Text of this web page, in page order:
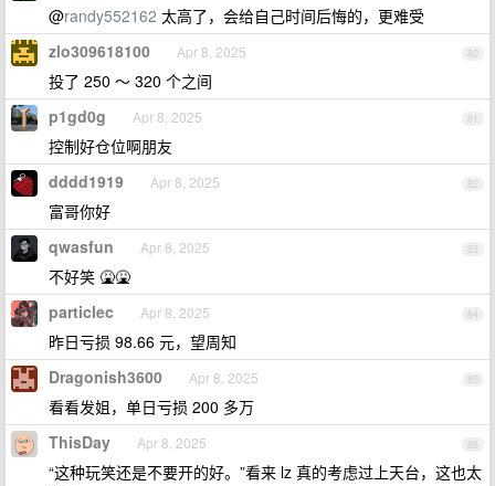
@randy552162 太高了，会给自己时间后悔的，更难受
80
zlo309618100 Apr 8, 2025
投了 250 ～ 320 个之间
81
p1gd0g Apr 8, 2025
控制好仓位啊朋友
82
dddd1919 Apr 8, 2025
富哥你好
83
qwasfun Apr 8, 2025
不好笑 🤮🤮
84
particlec Apr 8, 2025
昨日亏损 98.66 元，望周知
85
Dragonish3600 Apr 8, 2025
看看发姐，单日亏损 200 多万
86
ThisDay Apr 8, 2025
“这种玩笑还是不要开的好。”看来 lz 真的考虑过上天台，这也太